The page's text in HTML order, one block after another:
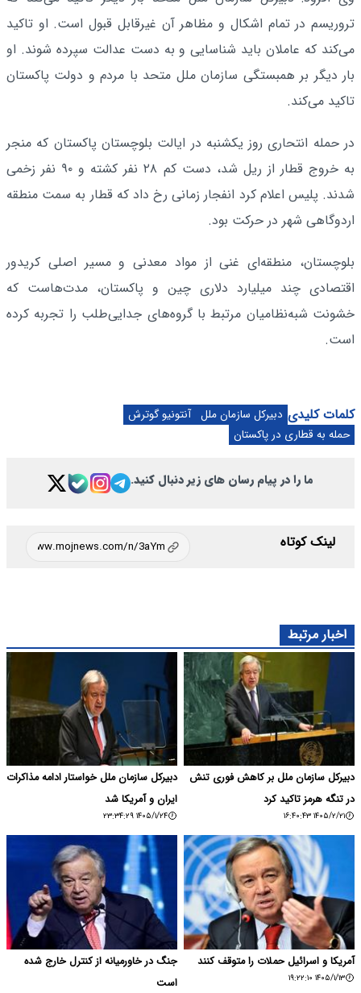
تروریسم در تمام اشکال و مظاهر آن غیرقابل قبول است. او تاکید
می‌کند که عاملان باید شناسایی و به دست عدالت سپرده شوند. او
بار دیگر بر همبستگی سازمان ملل متحد با مردم و دولت پاکستان
تاکید می‌کند.
در حمله انتحاری روز یکشنبه در ایالت بلوچستان پاکستان که منجر
به خروج قطار از ریل شد، دست کم ۲۸ نفر کشته و ۹۰ نفر زخمی
شدند. پلیس اعلام کرد انفجار زمانی رخ داد که قطار به سمت منطقه
اردوگاهی شهر در حرکت بود.
بلوچستان، منطقه‌ای غنی از مواد معدنی و مسیر اصلی کریدور
اقتصادی چند میلیارد دلاری چین و پاکستان، مدت‌هاست که
خشونت شبه‌نظامیان مرتبط با گروه‌های جدایی‌طلب را تجربه کرده
است.
کلمات کلیدی دبیرکل سازمان ملل آنتونیو گوترش
حمله به قطاری در پاکستان
ما را در پیام رسان های زیر دنبال کنید.
لینک کوتاه
اخبار مرتبط
دبیرکل سازمان ملل بر کاهش فوری تنش
در تنگه هرمز تاکید کرد
۱۴۰۵/۲/۲۱ ۱۶:۴۰:۴۳
دبیرکل سازمان ملل خواستار ادامه مذاکرات
ایران و آمریکا شد
۱۴۰۵/۱/۲۴ ۲۳:۳۴:۲۹
آمریکا و اسرائیل حملات را متوقف کنند
۱۴۰۵/۱/۱۳ ۱۹:۲۲:۱۰
جنگ در خاورمیانه از کنترل خارج شده
است